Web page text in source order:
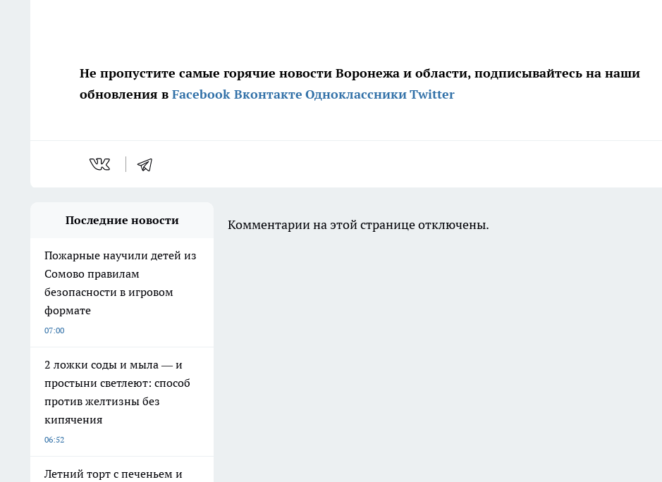
Не пропустите самые горячие новости Воронежа и области, подписывайтесь на наши
обновления в Facebook Вконтакте ОдноклассникиTwitter
Последние новости
Пожарные научили детей из
Сомово правилам
безопасности в игровом
формате
07:00
2 ложки соды и мыла — и
простыни светлеют: способ
против желтизны без
кипячения
06:52
Летний торт с печеньем и
Комментарии на этой странице отключены.